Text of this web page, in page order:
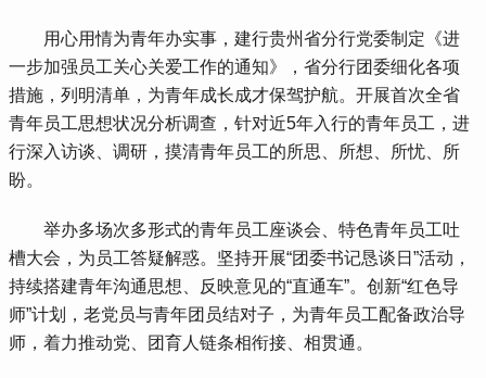
用心用情为青年办实事，建行贵州省分行党委制定《进
一步加强员工关心关爱工作的通知》，省分行团委细化各项
措施，列明清单，为青年成长成才保驾护航。开展首次全省
青年员工思想状况分析调查，针对近5年入行的青年员工，进
行深入访谈、调研，摸清青年员工的所思、所想、所忧、所
盼。
举办多场次多形式的青年员工座谈会、特色青年员工吐
槽大会，为员工答疑解惑。坚持开展“团委书记恳谈日”活动，
持续搭建青年沟通思想、反映意见的“直通车”。创新“红色导
师”计划，老党员与青年团员结对子，为青年员工配备政治导
师，着力推动党、团育人链条相衔接、相贯通。